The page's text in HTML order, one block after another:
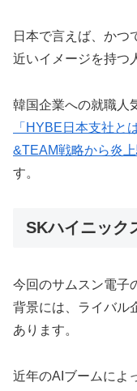
日本で言えば、かつ
近いイメージを持つ
韓国企業への就職人
「HYBE日本支社と
&TEAM戦略から炎
す。
SKハイニック
今回のサムスン電子
背景には、ライバル
あります。
近年のAIブームによ